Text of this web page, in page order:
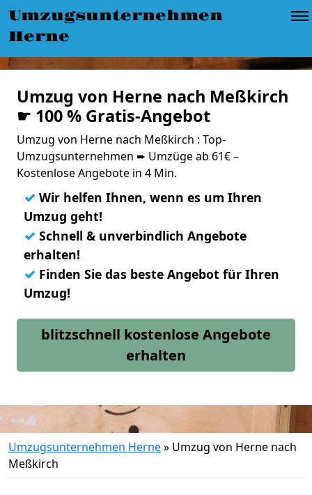
Umzugsunternehmen
Herne
Umzug von Herne nach Meßkirch
☛ 100 % Gratis-Angebot
Umzug von Herne nach Meßkirch : Top-
Umzugsunternehmen ➨ Umzüge ab 61€ –
Kostenlose Angebote in 4 Min.
✓ Wir helfen Ihnen, wenn es um Ihren
Umzug geht!
✓ Schnell & unverbindlich Angebote
erhalten!
✓ Finden Sie das beste Angebot für Ihren
Umzug!
blitzschnell kostenlose Angebote
erhalten
Umzugsunternehmen Herne» Umzug von Herne nach
Meßkirch